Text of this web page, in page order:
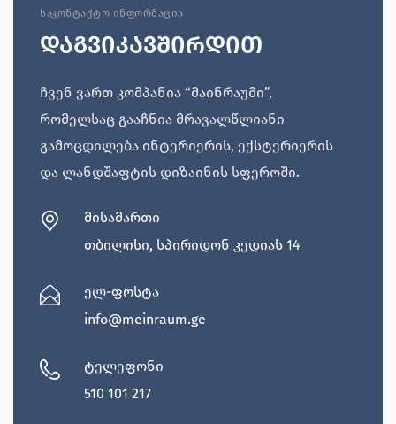
ᲡᲐᲙᲝᲜᲢᲐᲥᲢᲝ ᲘᲜᲤᲝᲠᲛᲐᲪᲘᲐ
ᲓᲐᲒᲕᲘᲙᲐᲕᲨᲘᲠᲓᲘᲗ
ჩვენ ვართ კომპანია “მაინრაუმი”,
რომელსაც გააჩნია მრავალწლიანი
გამოცდილება ინტერიერის, ექსტერიერის
და ლანდშაფტის დიზაინის სფეროში.
ᲛᲘᲡᲐᲛᲐᲠᲗᲘ
თბილისი, სპირიდონ კედიას 14
ᲔᲚ-ᲤᲝᲡᲢᲐ
info@meinraum.ge
ᲢᲔᲚᲔᲤᲝᲜᲘ
510 101 217